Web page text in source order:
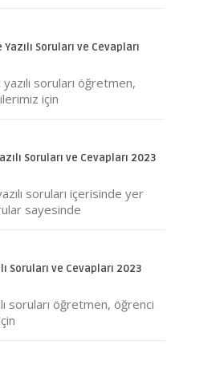
Soruları ve Cevapları
yazılı soruları öğretmen,
için
Soruları ve Cevapları 2023
soruları içerisinde yer
sayesinde
Soruları ve Cevapları 2023
soruları öğretmen, öğrenci